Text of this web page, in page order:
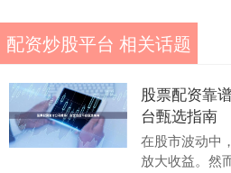
配资炒股平台 相关话题
股票配资靠
台甄选指南
在股市波动中
放大收益。然